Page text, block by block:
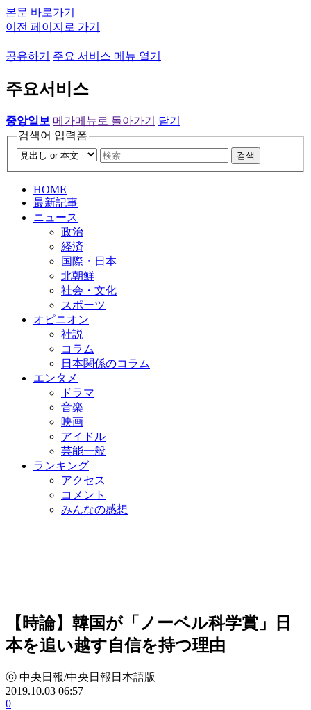
본문 바로가기
이전 페이지로 가기
공유하기 주요 서비스 메뉴 열기
주요서비스
중앙일보 메가메뉴로 돌아가기
닫기
검색어 입력폼
검색
HOME
最新記事
ニュース
政治
経済
国際・日本
北朝鮮
社会・文化
スポーツ
オピニオン
社説
コラム
日本関係のコラム
エンタメ
ドラマ
音楽
映画
アイドル
芸能一般
ランキング
アクセス
コメント
みんなの感想
【時論】韓国が「ノーベル科学賞」日
本を追い越す自信を持つ理由
ⓒ 中央日報/中央日報日本語版
2019.10.03 06:57
0